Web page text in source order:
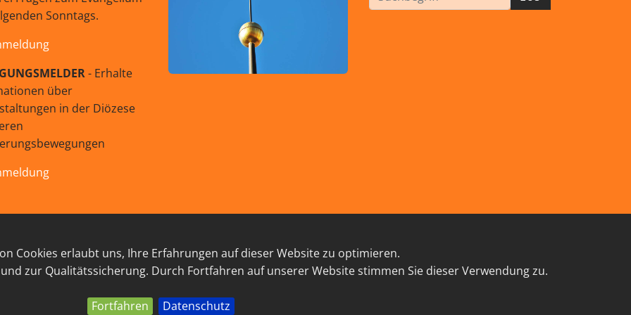
Cookies erlaubt uns, Ihre Erfahrungen auf dieser Website zu optimieren.
zur Qualitätssicherung. Durch Fortfahren auf unserer Website stimmen Sie dieser Verwendung zu.
Fortfahren Datenschutz
Sonntags.
- Erhalte
über
in der Diözese
LINKSAMMLUNG DATENSCHUTZ KONTAKT